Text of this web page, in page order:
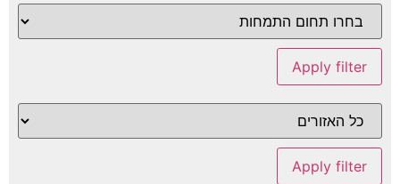
Apply filter
Apply filter